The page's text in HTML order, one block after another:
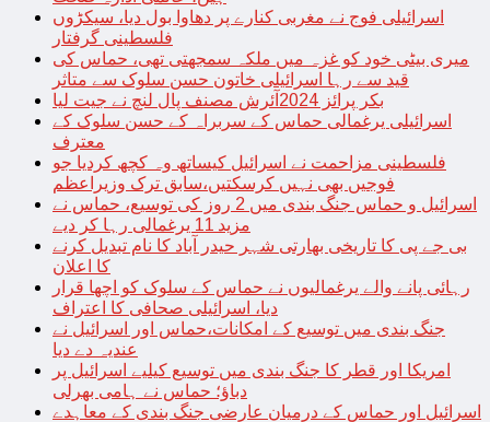
اسرائیلی فوج نے مغربی کنارے پر دھاوا بول دیا، سیکڑوں
فلسطینی گرفتار
میری بیٹی خود کو غزہ میں ملکہ سمجھتی تھی، حماس کی
قید سے رہا اسرائیلی خاتون حسن سلوک سے متاثر
بکر پرائز 2024آئرش مصنف پال لنچ نے جیت لیا
اسرائیلی یرغمالی حماس کے سربراہ کے حسن سلوک کے
معترف
فلسطینی مزاحمت نے اسرائیل کیساتھ وہ کچھ کردیا جو
فوجیں بھی نہیں کرسکتیں،سابق ترک وزیراعظم
اسرائیل و حماس جنگ بندی میں 2 روز کی توسیع، حماس نے
مزید 11 یرغمالی رہا کر دیے
بی جے پی کا تاریخی بھارتی شہر حیدر آباد کا نام تبدیل کرنے
کا اعلان
رہائی پانے والے یرغمالیوں نے حماس کے سلوک کو اچھا قرار
دیا، اسرائیلی صحافی کا اعتراف
جنگ بندی میں توسیع کے امکانات،حماس اور اسرائیل نے
عندیہ دے دیا
امریکا اور قطر کا جنگ بندی میں توسیع کیلیے اسرائیل پر
دباؤ؛ حماس نے ہامی بھرلی
اسرائیل اور حماس کے درمیان عارضی جنگ بندی کے معاہدے